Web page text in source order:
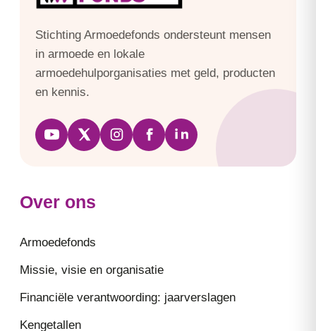
Stichting Armoedefonds ondersteunt mensen
in armoede en lokale
armoedehulporganisaties met geld, producten
en kennis.
Over ons
Armoedefonds
Missie, visie en organisatie
Financiële verantwoording: jaarverslagen
Kengetallen